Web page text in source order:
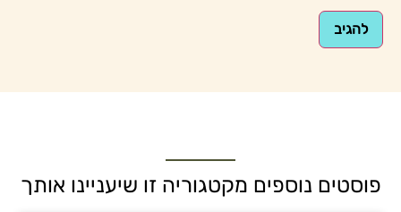
פוסטים נוספים מקטגוריה זו שיעניינו אותך